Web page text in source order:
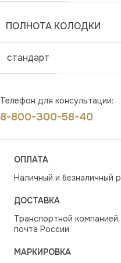
ПОЛНОТА КОЛОДКИ
стандарт
Телефон для консультации:
8-800-300-58-40
ОПЛАТА
Наличный и безналичный
ДОСТАВКА
Транспортной
почта России
МАРКИРОВКА